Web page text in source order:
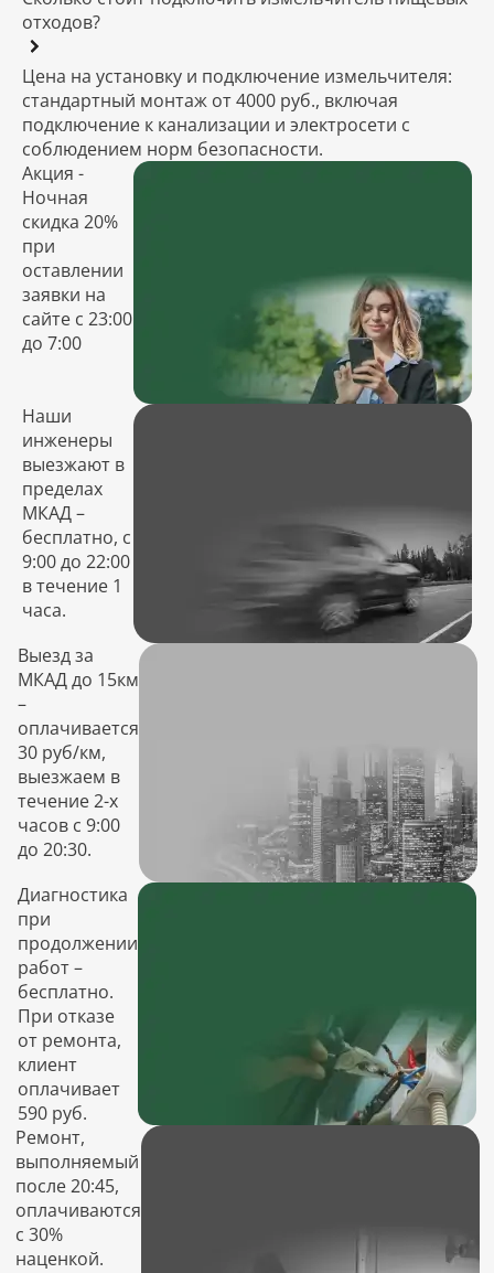
отходов?
Цена на установку и подключение измельчителя:
стандартный монтаж от 4000 руб., включая
подключение к канализации и электросети с
соблюдением норм безопасности.
Акция -
Ночная
скидка 20%
при
оставлении
заявки на
сайте с 23:00
до 7:00
Наши
инженеры
выезжают в
пределах
МКАД –
бесплатно, с
9:00 до 22:00
в течение 1
часа.
Выезд за
МКАД до 15км
–
оплачивается
30 руб/км,
выезжаем в
течение 2-х
часов с 9:00
до 20:30.
Диагностика
при
продолжении
работ –
бесплатно.
При отказе
от ремонта,
клиент
оплачивает
590 руб.
Ремонт,
выполняемый
после 20:45,
оплачиваются
с 30%
наценкой.